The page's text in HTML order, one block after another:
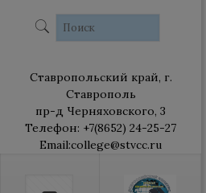
Ставропольский край, г.
Ставрополь
пр-д Черняховского, 3
Телефон: +7(8652) 24-25-27
Email:college@stvcc.ru